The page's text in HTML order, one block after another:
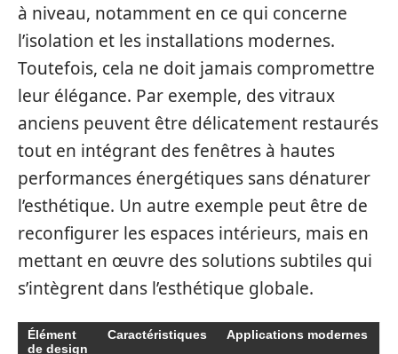
à niveau, notamment en ce qui concerne
l’isolation et les installations modernes.
Toutefois, cela ne doit jamais compromettre
leur élégance. Par exemple, des vitraux
anciens peuvent être délicatement restaurés
tout en intégrant des fenêtres à hautes
performances énergétiques sans dénaturer
l’esthétique. Un autre exemple peut être de
reconfigurer les espaces intérieurs, mais en
mettant en œuvre des solutions subtiles qui
s’intègrent dans l’esthétique globale.
Élément
de design
Caractéristiques Applications modernes